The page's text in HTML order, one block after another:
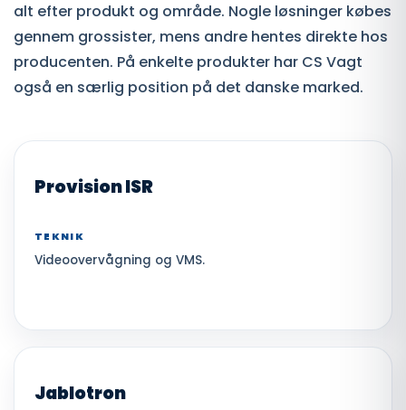
alt efter produkt og område. Nogle løsninger købes
gennem grossister, mens andre hentes direkte hos
producenten. På enkelte produkter har CS Vagt
også en særlig position på det danske marked.
Provision ISR
TEKNIK
Videoovervågning og VMS.
Jablotron